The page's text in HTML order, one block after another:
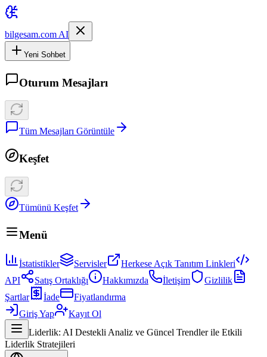
bilgesam.com AI
Yeni Sohbet
Oturum Mesajları
Tüm Mesajları Görüntüle
Keşfet
Tümünü Keşfet
Menü
İstatistikler Servisler
Herkese Açık Tanıtım Linkleri
API
Satış Ortaklığı Hakkımızda İletişim
Gizlilik
Şartlar
İade
Fiyatlandırma
Giriş Yap
Kayıt Ol
Liderlik: AI Destekli Analiz ve Güncel Trendler ile Etkili
Liderlik Stratejileri